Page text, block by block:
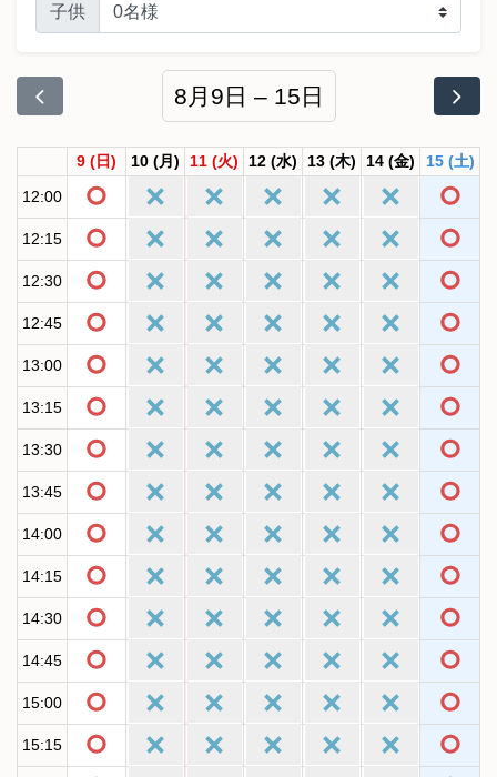
子供
8月9日 – 15日
9 (日) 10 (月) 11 (火) 12 (水) 13 (木) 14 (金) 15 (土)
12:00
12:15
12:30
12:45
13:00
13:15
13:30
13:45
14:00
14:15
14:30
14:45
15:00
15:15